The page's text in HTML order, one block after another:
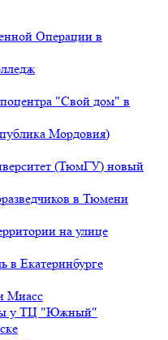
Операции в
"Свой дом" в
Мордовия)
(ТюмГУ) новый
в Тюмени
на улице
в Екатеринбурге
Миасс
у ТЦ "Южный"